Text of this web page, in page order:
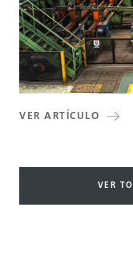
VER ARTÍCULO
VER